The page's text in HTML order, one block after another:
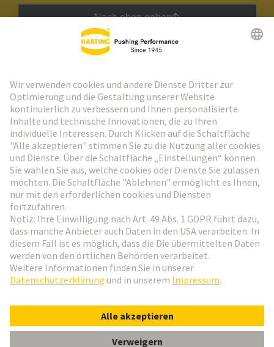
Nach oben gehen
Weiter zur Anmeldung
Social Media
Deutschland Deutsch
© HARTING Technologiegruppe